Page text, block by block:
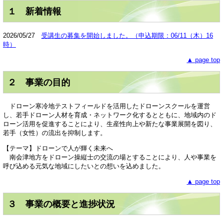
１ 新着情報
2026/05/27 受講生の募集を開始しました。（申込期限：06/11（木）16
時）
▲ page top
２ 事業の目的
ドローン寒冷地テストフィールドを活用したドローンスクールを運営
し、若手ドローン人材を育成・ネットワーク化するとともに、地域内のド
ローン活用を促進することにより、生産性向上や新たな事業展開を図り、
若手（女性）の流出を抑制します。
【テーマ】ドローンで人が輝く未来へ
南会津地方をドローン操縦士の交流の場とすることにより、人や事業を
呼び込める元気な地域にしたいとの想いを込めました。
▲ page top
３ 事業の概要と進捗状況